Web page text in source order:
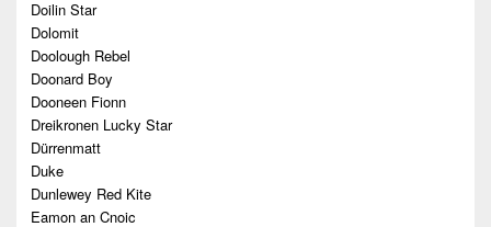
Doilin Star
Dolomit
Doolough Rebel
Doonard Boy
Dooneen Fionn
Dreikronen Lucky Star
Dürrenmatt
Duke
Dunlewey Red Kite
Eamon an Cnoic